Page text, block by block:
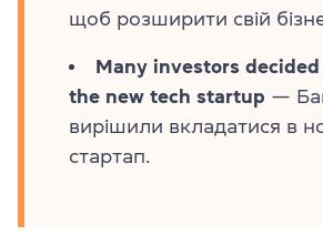
щоб розширити свій
Many investors
the new tech startup —
вирішили вкладатися в
стартап.